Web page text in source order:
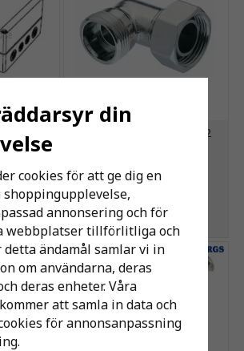
MMA Vinkelkoppling M22
130 kr
KÖP
din
cookies för att ge dig en
annonsering och för
webbplatser tillförlitliga och
detta ändamål samlar vi in
om användarna, deras
deras enheter. Våra
att samla in data och
för annonsanpassning